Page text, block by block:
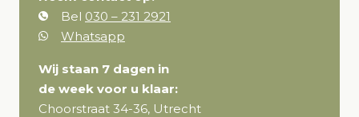
Bel 030 – 231 2921
Whatsapp
Wij staan 7 dagen in
de week voor u klaar:
Choorstraat 34-36, Utrecht